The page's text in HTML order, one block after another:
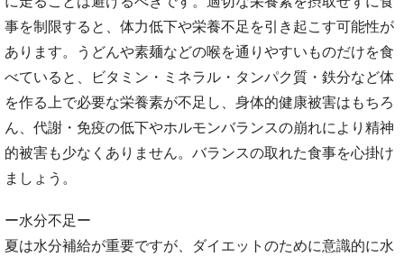
事を制限すると、体力低下や栄養不足を引き起こす可能性が
あります。うどんや素麺などの喉を通りやすいものだけを食
べていると、ビタミン・ミネラル・タンパク質・鉄分など体
を作る上で必要な栄養素が不足し、身体的健康被害はもちろ
ん、代謝・免疫の低下やホルモンバランスの崩れにより精神
的被害も少なくありません。バランスの取れた食事を心掛け
ましょう。
ー水分不足ー
夏は水分補給が重要ですが、ダイエットのために意識的に水